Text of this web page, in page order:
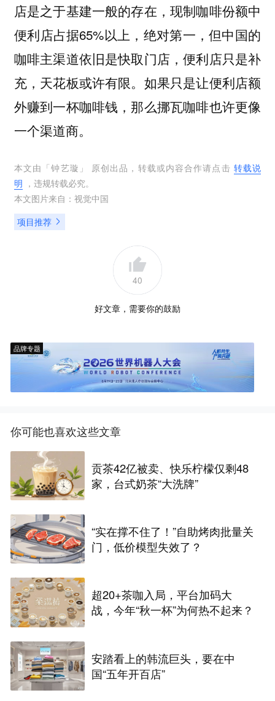
店是之于基建一般的存在，现制咖啡份额中
便利店占据65%以上，绝对第一，但中国的
咖啡主渠道依旧是快取门店，便利店只是补
充，天花板或许有限。如果只是让便利店额
外赚到一杯咖啡钱，那么挪瓦咖啡也许更像
一个渠道商。
本文由「钟艺璇 」 原创出品，转载或内容合作请点击 转载说
明 ，违规转载必究。
本文图片来自： 视觉中国
项目推荐
40
好文章，需要你的鼓励
品牌专题
你可能也喜欢这些文章
贡茶42亿被卖、快乐柠檬仅剩48
家，台式奶茶“大洗牌”
“实在撑不住了！”自助烤肉批量关
门，低价模型失效了？
超20+茶咖入局，平台加码大
战，今年“秋一杯”为何热不起来？
安踏看上的韩流巨头，要在中
国“五年开百店”